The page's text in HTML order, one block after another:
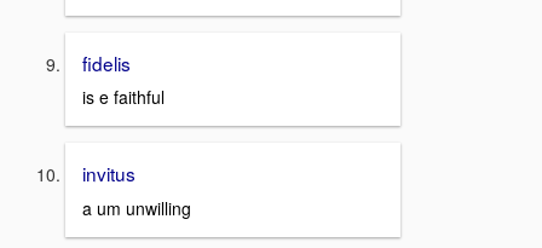
fidelis
is e faithful
invitus
a um unwilling